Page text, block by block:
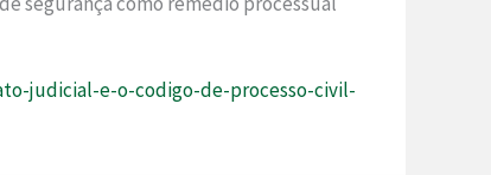
judicial-e-o-codigo-de-processo-civil-